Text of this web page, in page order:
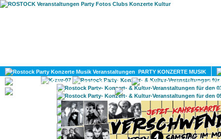
PARTY KONZERTE MUSIK
KULTUR
GAY